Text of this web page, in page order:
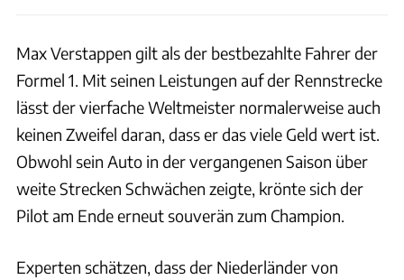
Max Verstappen gilt als der bestbezahlte Fahrer der
Formel 1. Mit seinen Leistungen auf der Rennstrecke
lässt der vierfache Weltmeister normalerweise auch
keinen Zweifel daran, dass er das viele Geld wert ist.
Obwohl sein Auto in der vergangenen Saison über
weite Strecken Schwächen zeigte, krönte sich der
Pilot am Ende erneut souverän zum Champion.
Experten schätzen, dass der Niederländer von